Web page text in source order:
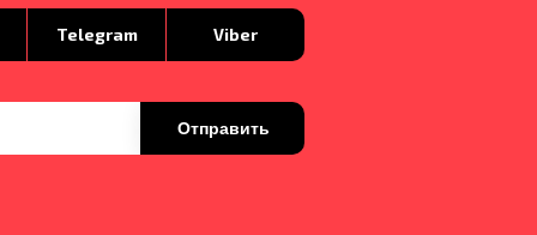
Telegram Viber
Отправить